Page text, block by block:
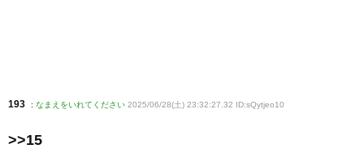
193 : なまえをいれてください 2025/06/28(土) 23:32:27.32 ID:sQytjeo10
>>15